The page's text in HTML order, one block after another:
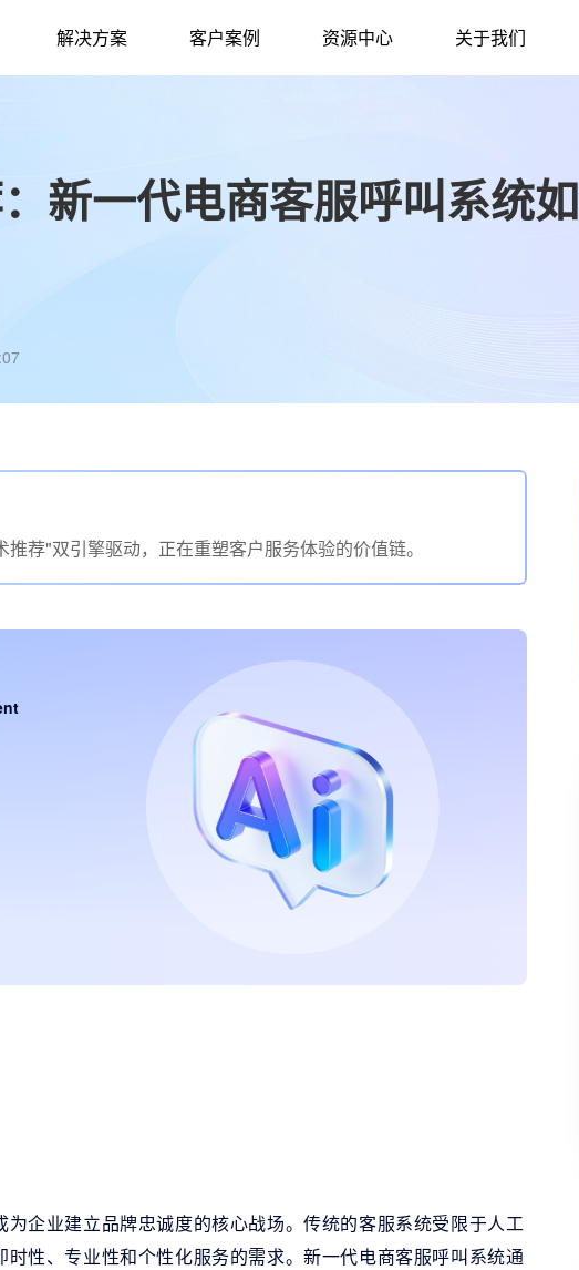
解决方案 客户案例 资源中心 关于我们
新一代电商客服呼叫系统如
荐"双引擎驱动，正在重塑客户服务体验的价值链。
企业建立品牌忠诚度的核心战场。传统的客服系统受限于人工
性、专业性和个性化服务的需求。新一代电商客服呼叫系统通